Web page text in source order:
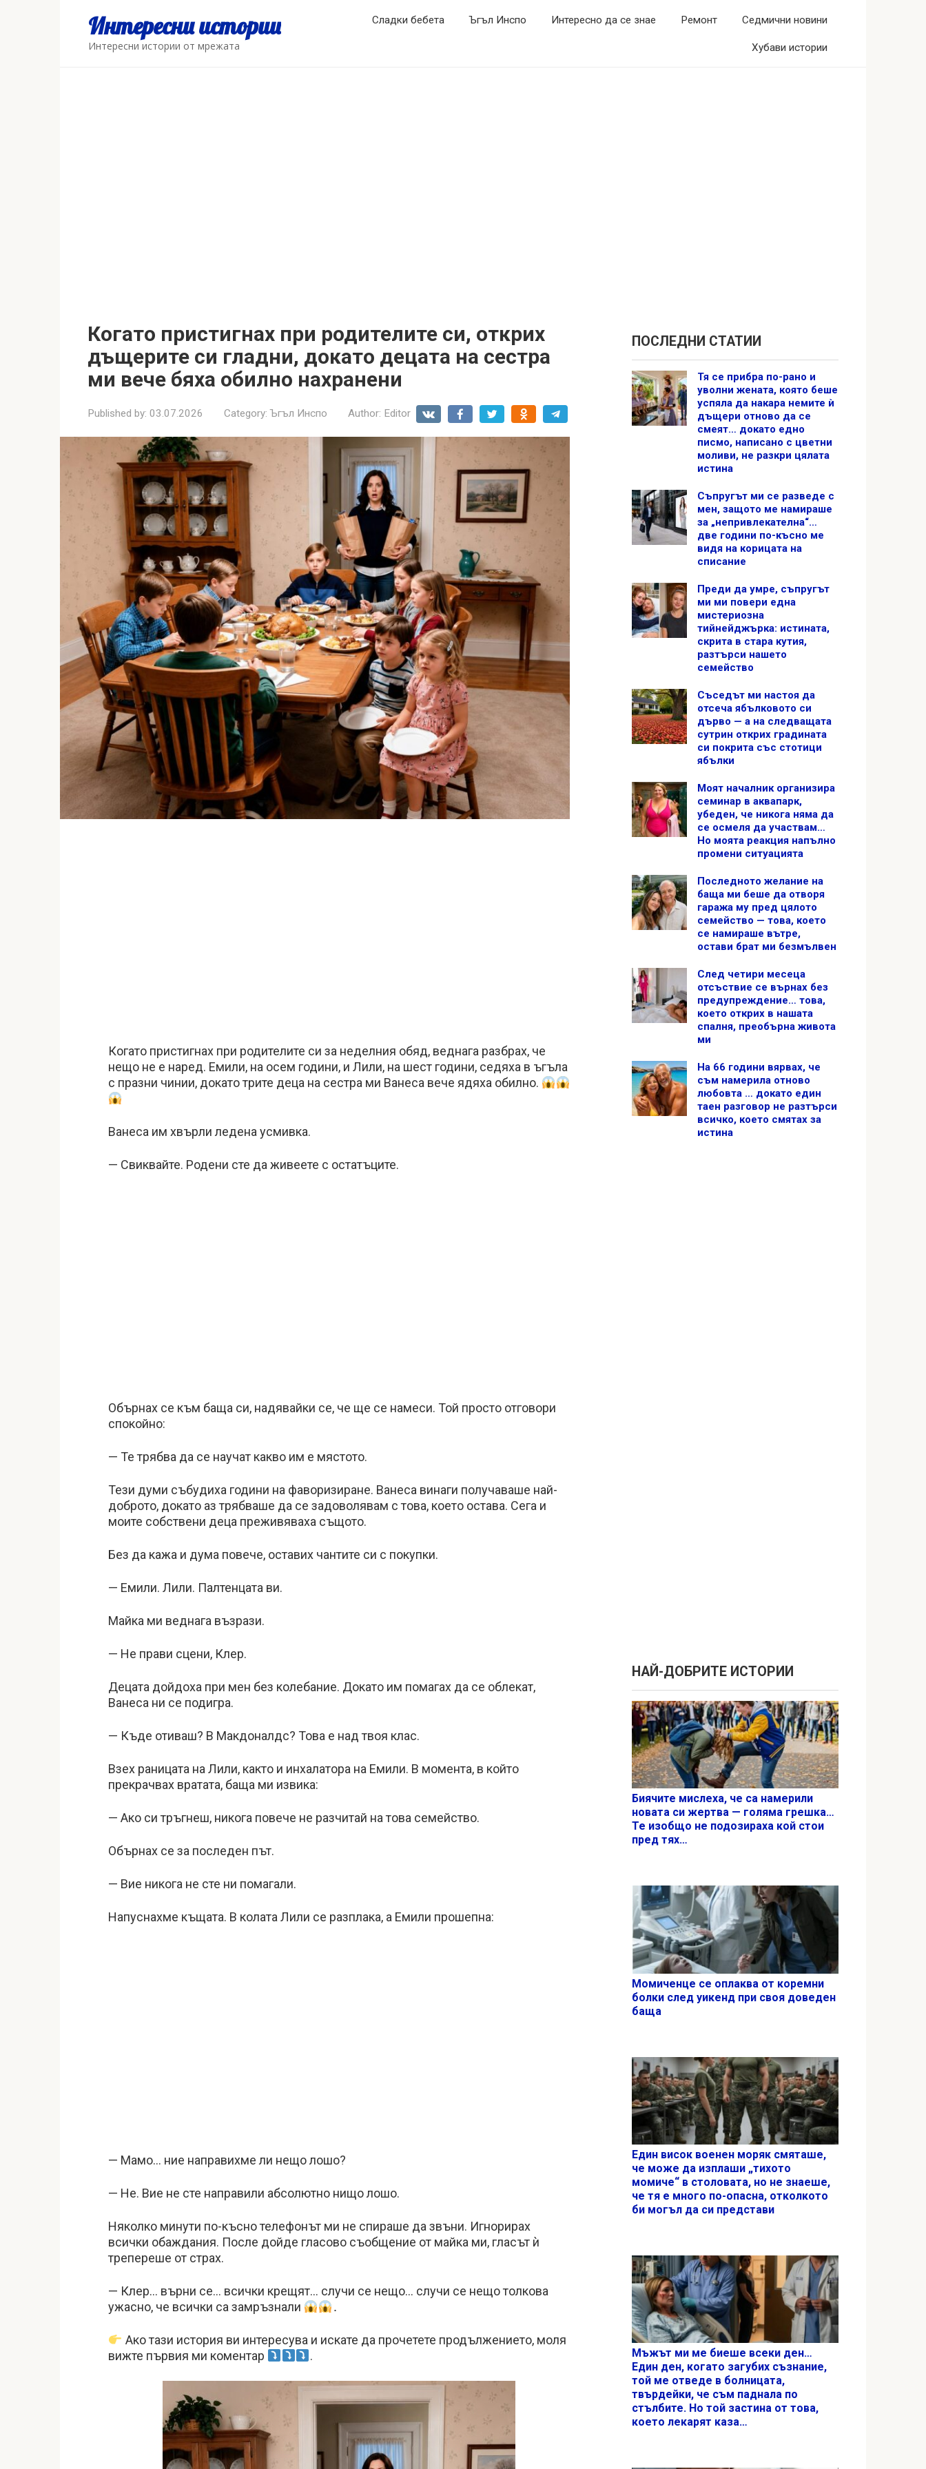
Интересни истории
Интересни истории от мрежата
Сладки бебета Ъгъл Инспо Интересно да се знае Ремонт Седмични новини
Хубави истории
Когато пристигнах при родителите си, открих
дъщерите си гладни, докато децата на сестра
ми вече бяха обилно нахранени
Published by: 03.07.2026 Category: Ъгъл Инспо Author: Editor
Когато пристигнах при родителите си за неделния обяд, веднага разбрах, че
нещо не е наред. Емили, на осем години, и Лили, на шест години, седяха в ъгъла
с празни чинии, докато трите деца на сестра ми Ванеса вече ядяха обилно.
Ванеса им хвърли ледена усмивка.
— Свиквайте. Родени сте да живеете с остатъците.
Обърнах се към баща си, надявайки се, че ще се намеси. Той просто отговори
спокойно:
— Те трябва да се научат какво им е мястото.
Тези думи събудиха години на фаворизиране. Ванеса винаги получаваше най-
доброто, докато аз трябваше да се задоволявам с това, което остава. Сега и
моите собствени деца преживяваха същото.
Без да кажа и дума повече, оставих чантите си с покупки.
— Емили. Лили. Палтенцата ви.
Майка ми веднага възрази.
— Не прави сцени, Клер.
Децата дойдоха при мен без колебание. Докато им помагах да се облекат,
Ванеса ни се подигра.
— Къде отиваш? В Макдоналдс? Това е над твоя клас.
Взех раницата на Лили, както и инхалатора на Емили. В момента, в който
прекрачвах вратата, баща ми извика:
— Ако си тръгнеш, никога повече не разчитай на това семейство.
Обърнах се за последен път.
— Вие никога не сте ни помагали.
Напуснахме къщата. В колата Лили се разплака, а Емили прошепна:
— Мамо… ние направихме ли нещо лошо?
— Не. Вие не сте направили абсолютно нищо лошо.
Няколко минути по-късно телефонът ми не спираше да звъни. Игнорирах
всички обаждания. После дойде гласово съобщение от майка ми, гласът ѝ
трепереше от страх.
— Клер… върни се… всички крещят… случи се нещо… случи се нещо толкова
ужасно, че всички са замръзнали
․
Ако тази история ви интересува и искате да прочетете продължението, моля
вижте първия ми коментар
.
ПОСЛЕДНИ СТАТИИ
Тя се прибра по-рано и
уволни жената, която беше
успяла да накара немите ѝ
дъщери отново да се
смеят… докато едно
писмо, написано с цветни
моливи, не разкри цялата
истина
Съпругът ми се разведе с
мен, защото ме намираше
за „непривлекателна“…
две години по-късно ме
видя на корицата на
списание
Преди да умре, съпругът
ми ми повери една
мистериозна
тийнейджърка: истината,
скрита в стара кутия,
разтърси нашето
семейство
Съседът ми настоя да
отсеча ябълковото си
дърво — а на следващата
сутрин открих градината
си покрита със стотици
ябълки
Моят началник организира
семинар в аквапарк,
убеден, че никога няма да
се осмеля да участвам…
Но моята реакция напълно
промени ситуацията
Последното желание на
баща ми беше да отворя
гаража му пред цялото
семейство — това, което
се намираше вътре,
остави брат ми безмълвен
След четири месеца
отсъствие се върнах без
предупреждение… това,
което открих в нашата
спалня, преобърна живота
ми
На 66 години вярвах, че
съм намерила отново
любовта … докато един
таен разговор не разтърси
всичко, което смятах за
истина
НАЙ-ДОБРИТЕ ИСТОРИИ
Биячите мислеха, че са намерили
новата си жертва — голяма грешка…
Те изобщо не подозираха кой стои
пред тях…
Момиченце се оплаква от коремни
болки след уикенд при своя доведен
баща
Един висок военен моряк смяташе,
че може да изплаши „тихото
момиче“ в столовата, но не знаеше,
че тя е много по-опасна, отколкото
би могъл да си представи
Мъжът ми ме биеше всеки ден…
Един ден, когато загубих съзнание,
той ме отведе в болницата,
твърдейки, че съм паднала по
стълбите. Но той застина от това,
което лекарят каза…